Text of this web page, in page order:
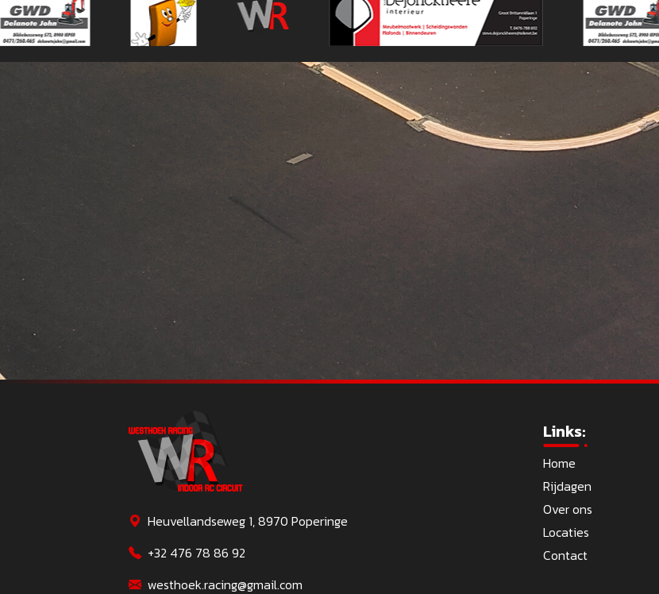
Heuvellandseweg 1, 8970 Poperinge
+32 476 78 86 92
westhoek.racing@gmail.com
Links:
Home
Rijdagen
Over ons
Locaties
Contact